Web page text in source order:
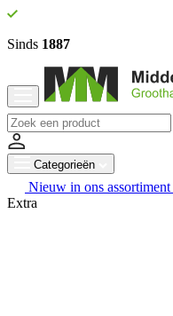
Sinds 1887
Categorieën
Nieuw in ons assortiment
Extra